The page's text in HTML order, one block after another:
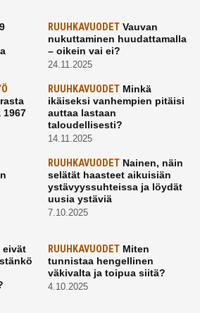
RUUHKAVUODETVauvan
nukuttaminen huudattamalla
– oikein vai ei?
24.11.2025
RUUHKAVUODETMinkä
ikäiseksi vanhempien pitäisi
auttaa lastaan
taloudellisesti?
14.11.2025
RUUHKAVUODETNainen, näin
selätät haasteet aikuisiän
ystävyyssuhteissa ja löydät
uusia ystäviä
7.10.2025
eivät
RUUHKAVUODETMiten
tunnistaa hengellinen
väkivalta ja toipua siitä?
4.10.2025